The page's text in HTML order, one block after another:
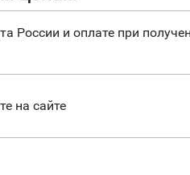
России и оплате при
на сайте